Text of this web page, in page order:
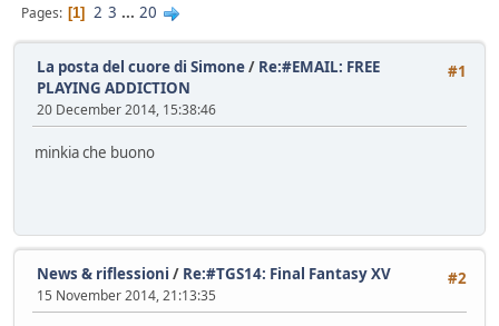
Pages 1 2 3 ... 20
#1
La posta del cuore di Simone/ Re:#EMAIL: FREE
PLAYING ADDICTION
20 December 2014, 15:38:46
minkia che buono
#2
News & riflessioni / Re:#TGS14: Final Fantasy XV
15 November 2014, 21:13:35